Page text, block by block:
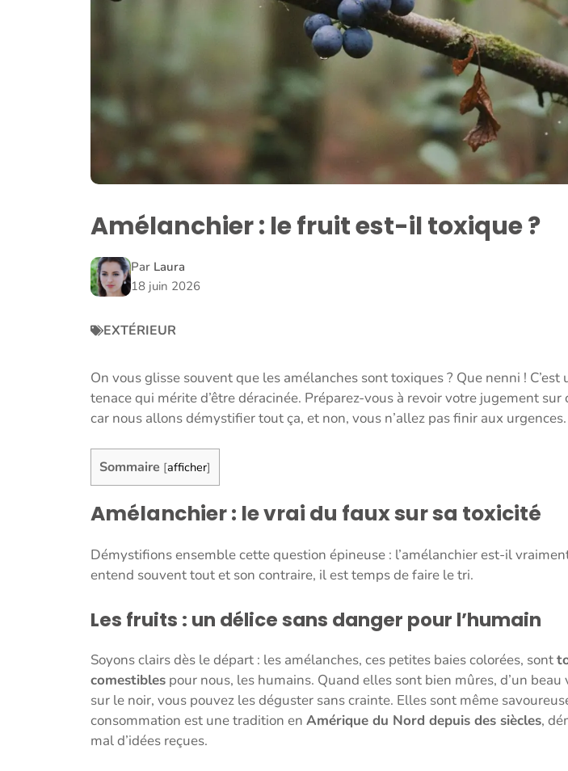
Amélanchier : le fruit est-il toxique ?
Par Laura
18 juin 2026
EXTÉRIEUR
On vous glisse souvent que les amélanches sont toxiques ? Que nenni ! C’est
tenace qui mérite d’être déracinée. Préparez-vous à revoir votre jugement
car nous allons démystifier tout ça, et non, vous n’allez pas finir aux urgences.
Sommaire [afficher]
Amélanchier : le vrai du faux sur sa toxicité
Démystifions ensemble cette question épineuse : l’amélanchier est-il
entend souvent tout et son contraire, il est temps de faire le tri.
Les fruits : un délice sans danger pour l’humain
Soyons clairs dès le départ : les amélanches, ces petites baies colorées, sont
comestibles pour nous, les humains. Quand elles sont bien mûres, d’un
sur le noir, vous pouvez les déguster sans crainte. Elles sont même
consommation est une tradition en Amérique du Nord depuis des siècles,
mal d’idées reçues.